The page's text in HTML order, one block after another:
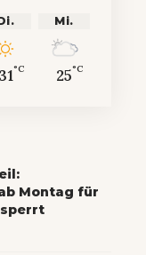
31°C
Mi.
25°C
Montag für